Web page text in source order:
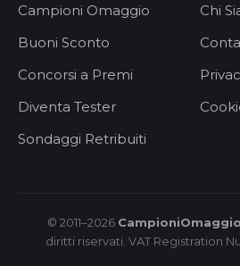
Campioni Omaggio
Buoni Sconto
Concorsi a Premi
Diventa Tester
Sondaggi Retribuiti
Chi
© 2011–2026
diritti riservati. VAT Registration